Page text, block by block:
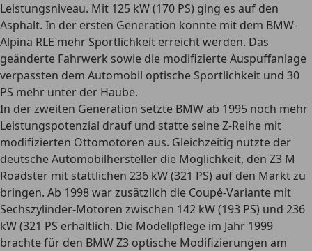
Leistungsniveau. Mit 125 kW (170 PS) ging es auf den
Asphalt. In der ersten Generation konnte mit dem BMW-
Alpina RLE mehr Sportlichkeit erreicht werden. Das
geänderte Fahrwerk sowie die modifizierte Auspuffanlage
verpassten dem Automobil optische Sportlichkeit und 30
PS mehr unter der Haube.
In der zweiten Generation setzte BMW ab 1995 noch mehr
Leistungspotenzial drauf und statte seine Z-Reihe mit
modifizierten Ottomotoren aus. Gleichzeitig nutzte der
deutsche Automobilhersteller die Möglichkeit, den Z3 M
Roadster mit stattlichen 236 kW (321 PS) auf den Markt zu
bringen. Ab 1998 war zusätzlich die Coupé-Variante mit
Sechszylinder-Motoren zwischen 142 kW (193 PS) und 236
kW (321 PS erhältlich. Die Modellpflege im Jahr 1999
brachte für den BMW Z3 optische Modifizierungen am